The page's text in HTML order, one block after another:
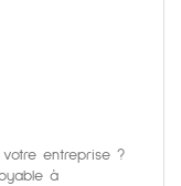
entreprise ?
à